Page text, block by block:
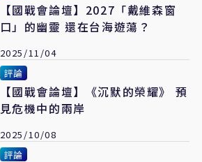
【國戰會論壇】2027「戴維森窗
口」的幽靈 還在台海遊蕩？
2025/11/04
評論
【國戰會論壇】《沉默的榮耀》 預
見危機中的兩岸
2025/10/08
評論